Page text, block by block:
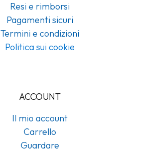
Resi e rimborsi
Pagamenti sicuri
Termini e condizioni
Politica sui cookie
ACCOUNT
Il mio account
Carrello
Guardare